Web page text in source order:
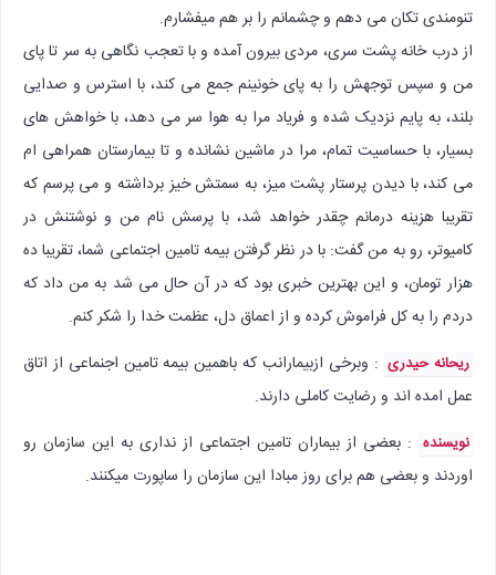
تنومندی تکان می دهم و چشمانم را بر هم میفشارم.
از درب خانه پشت سری، مردی بیرون آمده و با تعجب نگاهی به سر تا پای
من و سپس توجهش را به پای خونینم جمع می کند، با استرس و صدایی
بلند، به پایم نزدیک شده و فریاد مرا به هوا سر می دهد، با خواهش های
بسیار، با حساسیت تمام، مرا در ماشین نشانده و تا بیمارستان همراهی ام
می کند، با دیدن پرستار پشت میز، به سمتش خیز برداشته و می پرسم که
تقریبا هزینه درمانم چقدر خواهد شد، با پرسش نام من و نوشتنش در
کامیوتر، رو به من گفت: با در نظر گرفتن بیمه تامین اجتماعی شما، تقریبا ده
هزار تومان، و این بهترین خبری بود که در آن حال می شد به من داد که
دردم را به کل فراموش کرده و از اعماق دل، عظمت خدا را شکر کنم.
ریحانه حیدری : وبرخی ازبیمارانب که باهمین بیمه تامین اجنماعی از اتاق
عمل امده اند و رضایت کاملی دارند.
نویسنده : بعضی از بیماران تامین اجتماعی از نداری به این سازمان رو
اوردند و بعضی هم برای روز مبادا این سازمان را ساپورت میکنند.